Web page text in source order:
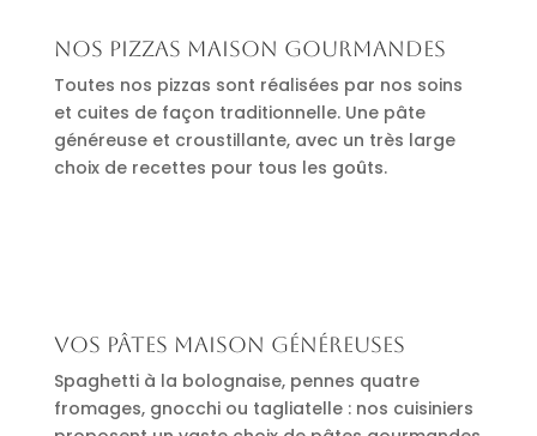
Nos pizzas maison gourmandes
Toutes nos pizzas sont réalisées par nos soins
et cuites de façon traditionnelle. Une pâte
généreuse et croustillante, avec un très large
choix de recettes pour tous les goûts.
Vos pâtes maison généreuses
Spaghetti à la bolognaise, pennes quatre
fromages, gnocchi ou tagliatelle : nos cuisiniers